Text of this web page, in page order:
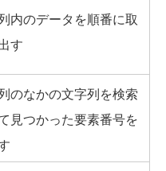
内のデータを順番に取
す
のなかの文字列を検索
見つかった要素番号を